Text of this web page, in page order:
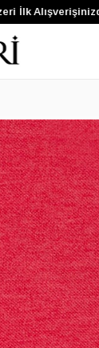
İlk